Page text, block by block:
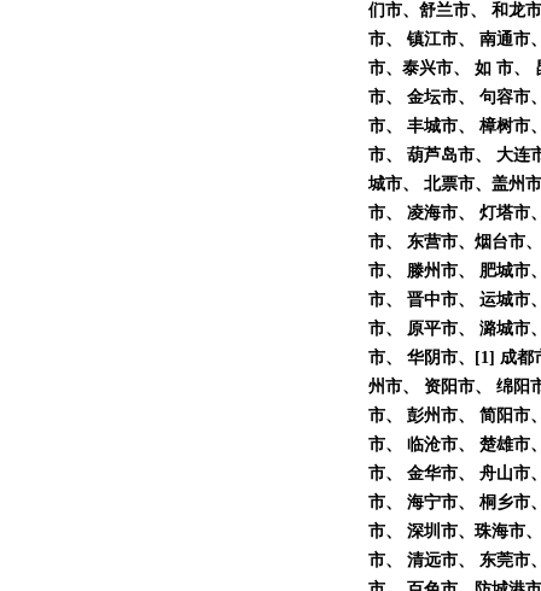
们市、舒兰市、 和龙
市、 镇江市、 南通市
市、泰兴市、 如 市、
市、 金坛市、 句容市
市、 丰城市、 樟树市
市、 葫芦岛市、 大连
城市、 北票市、盖州
市、 凌海市、 灯塔市
市、 东营市、烟台市
市、 滕州市、 肥城市
市、 晋中市、 运城市
市、 原平市、 潞城市
市、 华阴市、[1] 成都
州市、 资阳市、 绵阳
市、 彭州市、 简阳市
市、 临沧市、 楚雄市
市、 金华市、 舟山市
市、 海宁市、 桐乡市
市、 深圳市、珠海市
市、 清远市、 东莞市